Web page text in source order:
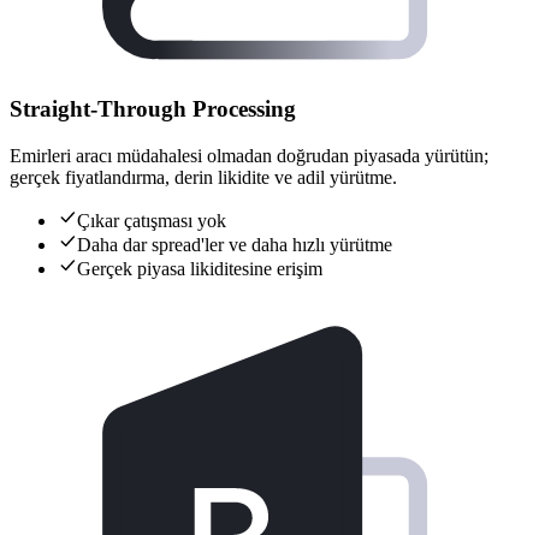
Straight-Through Processing
Emirleri aracı müdahalesi olmadan doğrudan piyasada yürütün;
gerçek fiyatlandırma, derin likidite ve adil yürütme.
Çıkar çatışması yok
Daha dar spread'ler ve daha hızlı yürütme
Gerçek piyasa likiditesine erişim